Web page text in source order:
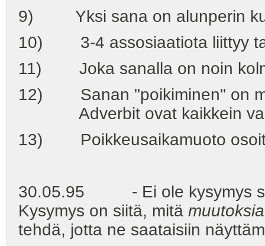
9) Yksi sana on alunperin
10) 3-4 assosiaatiota liittyy
11) Joka sanalla on noin
12) Sanan "poikiminen" on
Adverbit ovat kaikkein
13) Poikkeusaikamuoto
30.05.95 - Ei ole kysymys
Kysymys on siitä, mitä muutoksia
tehdä, jotta ne saataisiin